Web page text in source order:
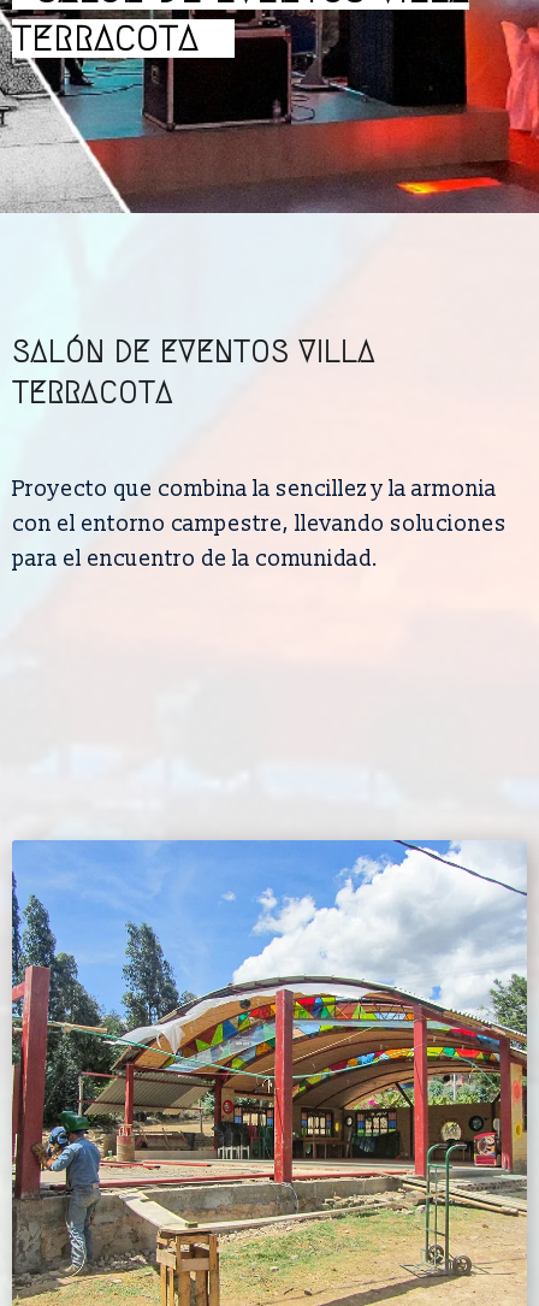
TERRACOTA
SALÓN DE EVENTOS VILLA
TERRACOTA
Proyecto que combina la sencillez y la armonia
con el entorno campestre, llevando soluciones
para el encuentro de la comunidad.